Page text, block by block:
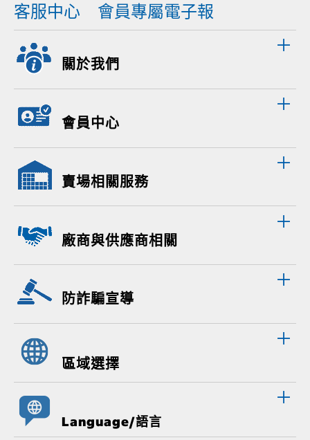
客服中心 會員專屬電子報
關於我們
會員中心
賣場相關服務
廠商與供應商相關
防詐騙宣導
區域選擇
Language/語言